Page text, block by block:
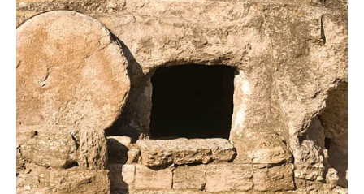
POTREBNE OSNOVNE KOMPONENTE:
Što se tiče kolačića:
Za nadjev od vanilije potrebno vam je 6 bjelanjaka, 6 žlica
šećera, 2,5 žlice brašna, 140 grama naribanog kokosa, 1/2
žličice praška za pecivo i 400 mililitara mlijeka.